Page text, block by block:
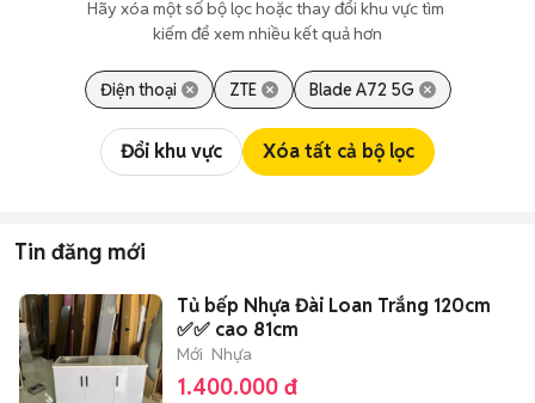
Hãy xóa một số bộ lọc hoặc thay đổi khu vực tìm
kiếm để xem nhiều kết quả hơn
Điện thoại ZTE Blade A72 5G
Đổi khu vực Xóa tất cả bộ lọc
Tin đăng mới
Tủ bếp Nhựa Đài Loan Trắng 120cm
✅✅ cao 81cm
Mới Nhựa
1.400.000 đ